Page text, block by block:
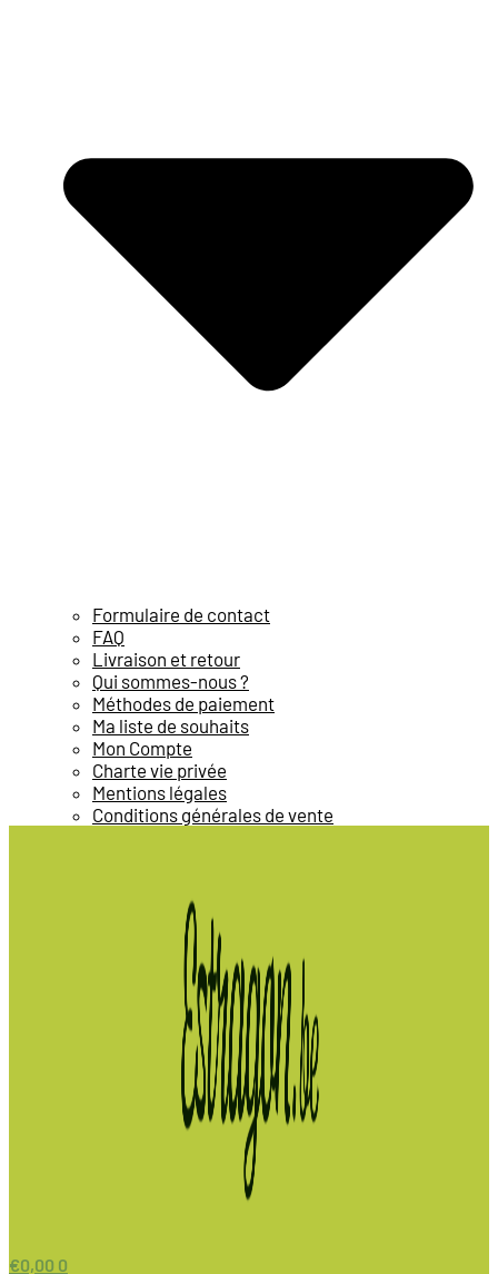
Formulaire de contact
FAQ
Livraison et retour
Qui sommes-nous ?
Méthodes de paiement
Ma liste de souhaits
Mon Compte
Charte vie privée
Mentions légales
Conditions générales de vente
€0,00 0